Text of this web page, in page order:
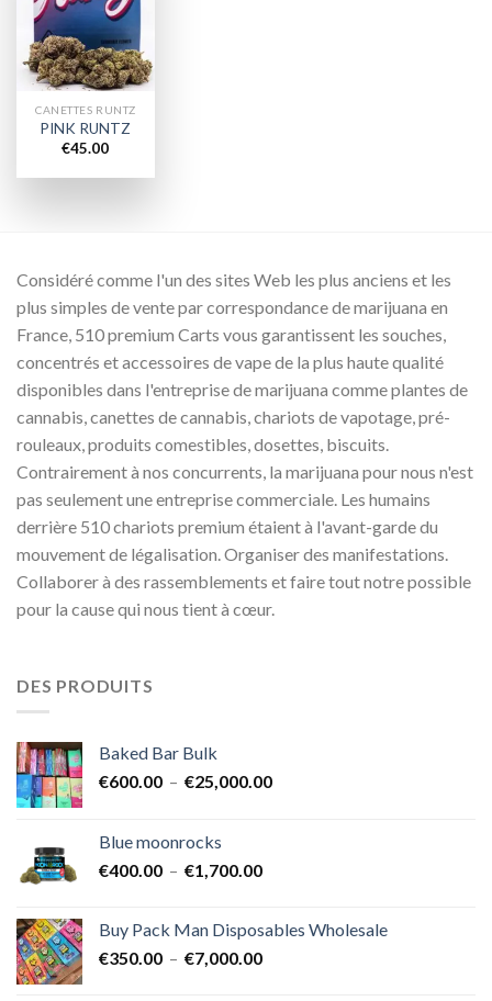
Add to
wishlist
CANETTES RUNTZ
PINK RUNTZ
€45.00
Considéré comme l'un des sites Web les plus anciens et les
plus simples de vente par correspondance de marijuana en
France, 510 premium Carts vous garantissent les souches,
concentrés et accessoires de vape de la plus haute qualité
disponibles dans l'entreprise de marijuana comme plantes de
cannabis, canettes de cannabis, chariots de vapotage, pré-
rouleaux, produits comestibles, dosettes, biscuits.
Contrairement à nos concurrents, la marijuana pour nous n'est
pas seulement une entreprise commerciale. Les humains
derrière 510 chariots premium étaient à l'avant-garde du
mouvement de légalisation. Organiser des manifestations.
Collaborer à des rassemblements et faire tout notre possible
pour la cause qui nous tient à cœur.
DES PRODUITS
Baked Bar Bulk
€600.00 – €25,000.00Plage
Blue moonrocks
€400.00 – €1,700.00Plage
€400.00
à
Buy Pack Man Disposables Wholesale
€350.00 – €7,000.00Plage